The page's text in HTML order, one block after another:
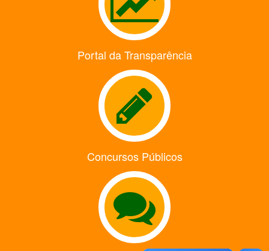
Portal da Transparência
Concursos Públicos